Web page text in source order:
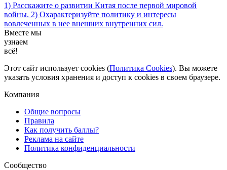
1) Расскажите о развитии Китая после первой мировой
войны. 2) Охарактеризуйте политику и интересы
вовлеченных в нее внешних внутренних сил.
Вместе мы
узнаем
всё!
Этот сайт использует cookies (Политика Cookies). Вы можете
указать условия хранения и доступ к cookies в своем браузере.
Компания
Общие вопросы
Правила
Как получить баллы?
Реклама на сайте
Политика конфиденциальности
Сообщество